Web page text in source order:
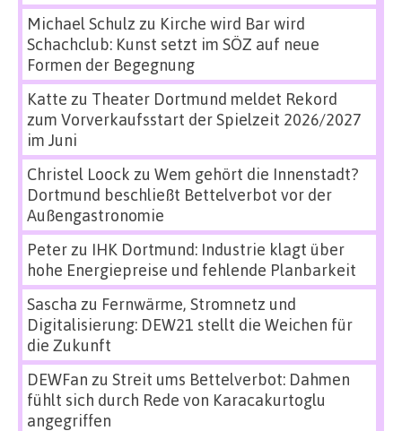
Michael Schulz zu Kirche wird Bar wird
Schachclub: Kunst setzt im SÖZ auf neue
Formen der Begegnung
Katte zu Theater Dortmund meldet Rekord
zum Vorverkaufsstart der Spielzeit 2026/2027
im Juni
Christel Loock zu Wem gehört die Innenstadt?
Dortmund beschließt Bettelverbot vor der
Außengastronomie
Peterzu IHK Dortmund: Industrie klagt über
hohe Energiepreise und fehlende Planbarkeit
Sascha zu Fernwärme, Stromnetz und
Digitalisierung: DEW21 stellt die Weichen für
die Zukunft
DEWFan zu Streit ums Bettelverbot: Dahmen
fühlt sich durch Rede von Karacakurtoglu
angegriffen